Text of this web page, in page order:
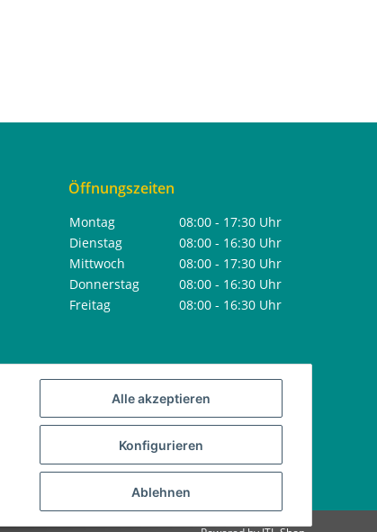
Alle akzeptieren
Konfigurieren
Ablehnen
Öffnungszeiten
Montag
08:00 - 17:30 Uhr
Dienstag
08:00 - 16:30 Uhr
Mittwoch
08:00 - 17:30 Uhr
Donnerstag
08:00 - 16:30 Uhr
Freitag
08:00 - 16:30 Uhr